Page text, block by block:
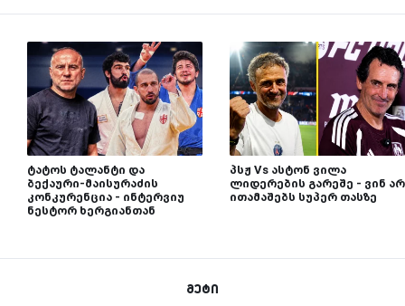
ტატოს ტალანტი და
ბექაური-მაისურაძის
კონკურენცია - ინტერვიუ
ნესტორ ხერგიანთან
პსჟ Vs ასტონ ვილა
ლიდერების გარეშე - ვინ არ
ითამაშებს სუპერ თასზე
მეტი